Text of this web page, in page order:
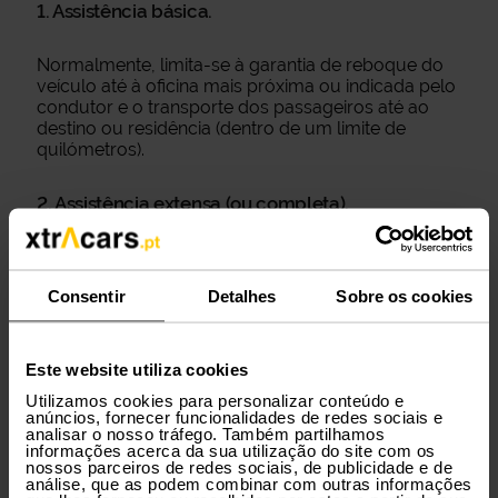
Consentir Detalhes Sobre os cookies
Este website utiliza cookies
Utilizamos cookies para personalizar conteúdo e
anúncios, fornecer funcionalidades de redes sociais e
analisar o nosso tráfego. Também partilhamos
informações acerca da sua utilização do site com os
nossos parceiros de redes sociais, de publicidade e de
análise, que as podem combinar com outras informações
1. Assistência básica.
Normalmente, limita-se à garantia de reboque do
veículo até à oficina mais próxima ou indicada pelo
condutor e o transporte dos passageiros até ao
destino ou residência (dentro de um limite de
quilómetros).
2. Assistência extensa (ou completa).
Para quem quer tranquilidade total, estas versões
mais completas incluem serviços adicionais, tais
como:
tua jornada enquanto o teu veículo é
reparado.
Alojamento: se o azar acontecer longe de
casa e a reparação demorar mais de 24
horas, o serviço pode incluir estadia
temporária ou transporte até ao destino.
Transporte de passageiros e bagagens: se o